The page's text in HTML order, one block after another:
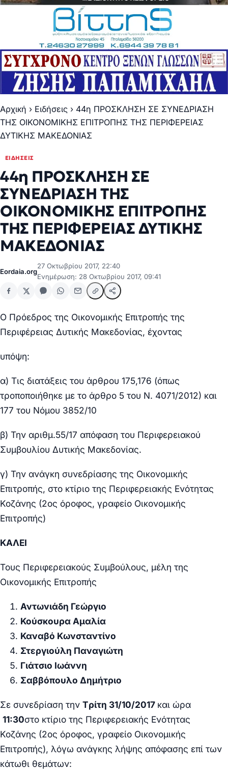
Αρχική › Ειδήσεις › 44η ΠΡΟΣΚΛΗΣΗ ΣΕ ΣΥΝΕΔΡΙΑΣΗ
ΤΗΣ ΟΙΚΟΝΟΜΙΚΗΣ ΕΠΙΤΡΟΠΗΣ ΤΗΣ ΠΕΡΙΦΕΡΕΙΑΣ
ΔΥΤΙΚΗΣ ΜΑΚΕΔΟΝΙΑΣ
ΕΙΔΉΣΕΙΣ
44η ΠΡΟΣΚΛΗΣΗ ΣΕ
ΣΥΝΕΔΡΙΑΣΗ ΤΗΣ
ΟΙΚΟΝΟΜΙΚΗΣ ΕΠΙΤΡΟΠΗΣ
ΤΗΣ ΠΕΡΙΦΕΡΕΙΑΣ ΔΥΤΙΚΗΣ
ΜΑΚΕΔΟΝΙΑΣ
Eordaia.org
27 Οκτωβρίου 2017, 22:40
Ενημέρωση: 28 Οκτωβρίου 2017, 09:41
Ο Πρόεδρος της Οικονομικής Επιτροπής της
Περιφέρειας Δυτικής Μακεδονίας, έχοντας
υπόψη:
α) Τις διατάξεις του άρθρου 175,176 (όπως
τροποποιήθηκε με το άρθρο 5 του Ν. 4071/2012) και
177 του Νόμου 3852/10
β) Την αριθμ.55/17 απόφαση του Περιφερειακού
Συμβουλίου Δυτικής Μακεδονίας.
γ) Την ανάγκη συνεδρίασης της Οικονομικής
Επιτροπής, στο κτίριο της Περιφερειακής Ενότητας
Κοζάνης (2ος όροφος, γραφείο Οικονομικής
Επιτροπής)
ΚΑΛΕΙ
Τους Περιφερειακούς Συμβούλους, μέλη της
Οικονομικής Επιτροπής
Αντωνιάδη Γεώργιο
Κούσκουρα Αμαλία
Καναβό Κωνσταντίνο
Στεργιούλη Παναγιώτη
Γιάτσιο Ιωάννη
Σαββόπουλο Δημήτριο
Σε συνεδρίαση την Tρίτη 31/10/2017 και ώρα
11:30στο κτίριο της Περιφερειακής Ενότητας
Κοζάνης (2ος όροφος, γραφείο Οικονομικής
Επιτροπής), λόγω ανάγκης λήψης απόφασης επί των
κάτωθι θεμάτων: